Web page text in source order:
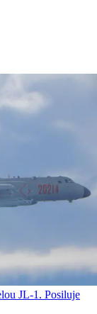
JL-1. Posiluje